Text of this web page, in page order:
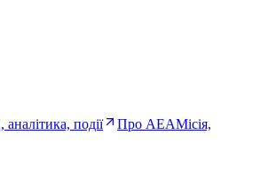
події Про AEAМісія,